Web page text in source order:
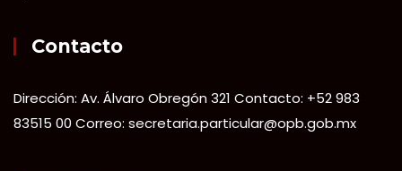
Contacto
Dirección: Av. Álvaro Obregón 321 Contacto: +52 983
83515 00 Correo: secretaria.particular@opb.gob.mx